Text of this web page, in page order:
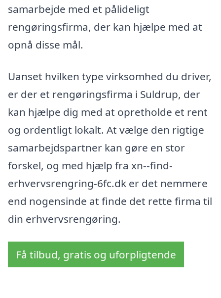
samarbejde med et pålideligt
rengøringsfirma, der kan hjælpe med at
opnå disse mål.
Uanset hvilken type virksomhed du driver,
er der et rengøringsfirma i Suldrup, der
kan hjælpe dig med at opretholde et rent
og ordentligt lokalt. At vælge den rigtige
samarbejdspartner kan gøre en stor
forskel, og med hjælp fra xn--find-
erhvervsrengring-6fc.dk er det nemmere
end nogensinde at finde det rette firma til
din erhvervsrengøring.
Få tilbud, gratis og uforpligtende